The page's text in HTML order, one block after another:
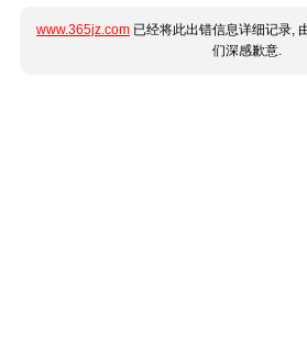
www.365jz.com 已经将此出错信息详细记录,
们深感歉意.